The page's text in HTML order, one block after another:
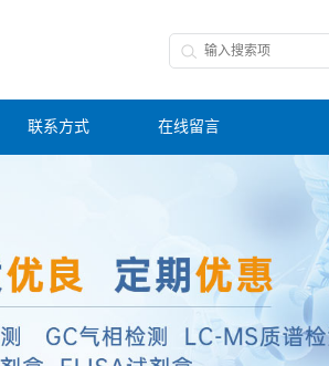
联系方式 在线留言